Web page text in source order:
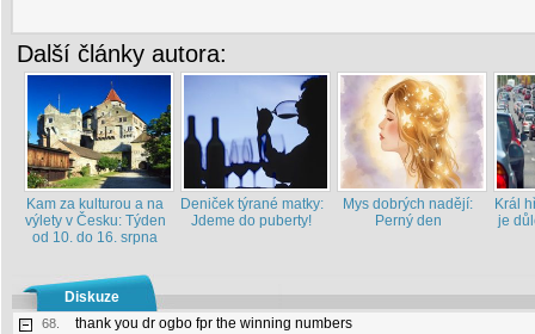
Další články autora:
Kam za kulturou a na
výlety v Česku: Týden
od 10. do 16. srpna
Deniček týrané matky:
Jdeme do puberty!
Mys dobrých nadějí:
Perný den
Král
je
Diskuze
68. thank you dr ogbo fpr the winning numbers